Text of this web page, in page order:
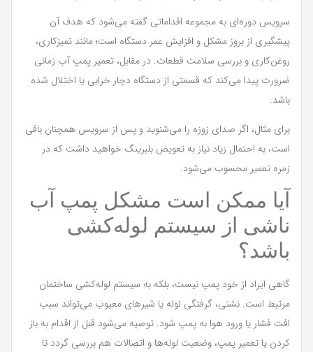
سرویس دوره‌ای به مجموعه اقداماتی گفته می‌شود که هدف آن
پیشگیری از بروز مشکل و افزایش عمر دستگاه است؛ مانند تمیزکاری،
روغن‌کاری و بررسی سلامت قطعات. در مقابل، تعمیر پمپ آب زمانی
ضرورت پیدا می‌کند که قسمتی از دستگاه دچار خرابی یا اختلال شده
باشد.
برای مثال، اگر صدای زوزه را می‌شنوید و پس از سرویس همچنان باقی
است، به احتمال زیاد نیاز به تعویض بلبرینگ خواهید داشت که در
زمره تعمیر محسوب می‌شود.
آیا ممکن است مشکل پمپ آب
ناشی از سیستم لوله‌کشی
باشد؟
گاهی ایراد از خود پمپ نیست، بلکه به سیستم لوله‌کشی ساختمان
مرتبط است. نشتی، گرفتگی لوله یا شیرهای معیوب می‌تواند سبب
افت فشار یا ورود هوا به پمپ شود. توصیه می‌شود قبل از اقدام به باز
کردن یا تعمیر پمپ، وضعیت لوله‌ها و اتصالات هم بررسی گردد تا